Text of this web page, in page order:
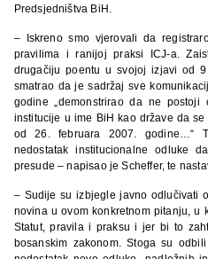
Predsjedništva BiH.
– Iskreno smo vjerovali da
pravilima i ranijoj praksi ICJ-a.
drugačiju poentu u svojoj izjavi od
smatrao da je sadržaj sve
godine „demonstrirao da ne
institucije u ime BiH kao države da
od 26. februara 2007. godine…“
nedostatak institucionalne odluke
presude – napisao je Scheffer, te
– Sudije su izbjegle javno odlučivati
novina u ovom konkretnom pitanju, u
Statut, pravila i praksu i jer bi to
bosanskim zakonom. Stoga su